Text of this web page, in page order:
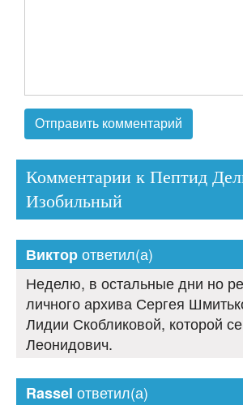
Комментарии к Пептид
Изобильный
Викторответил(а)
Неделю, в остальные дни но
личного архива Сергея
Лидии Скобликовой, которой
Леонидович.
Rassel ответил(а)